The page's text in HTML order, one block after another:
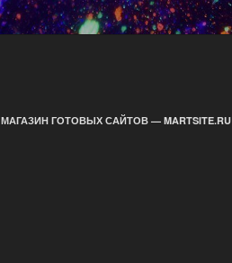
МАГАЗИН ГОТОВЫХ САЙТОВ — MARTSITE.RU